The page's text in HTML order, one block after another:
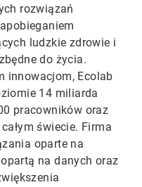
rozwiązań
ludzkie zdrowie i
do życia.
innowacjom, Ecolab
14 miliarda
pracowników oraz
świecie. Firma
oparte na
na danych oraz